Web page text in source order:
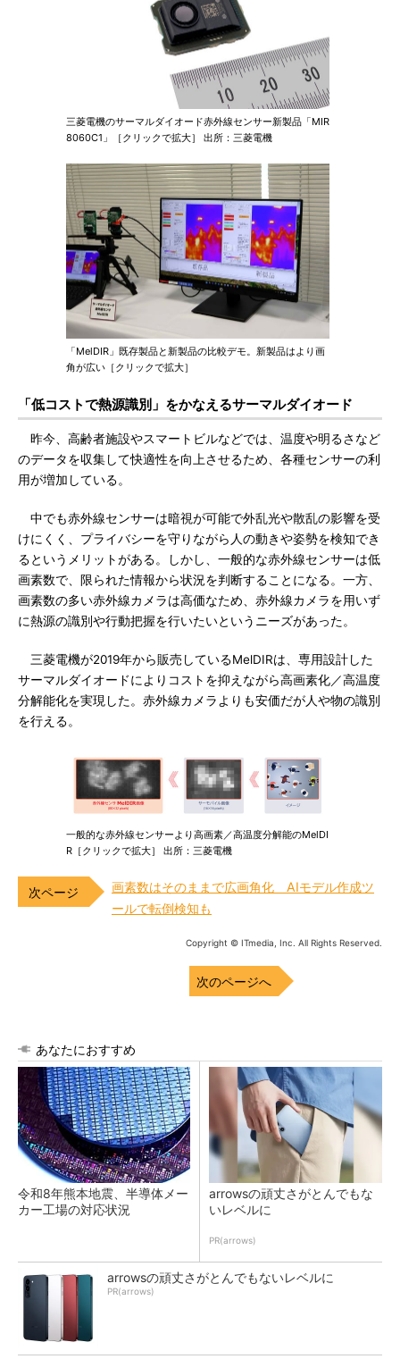
三菱電機のサーマルダイオード赤外線センサー新製品「MIR
8060C1」［クリックで拡大］ 出所：三菱電機
「MelDIR」既存製品と新製品の比較デモ。新製品はより画
角が広い［クリックで拡大］
「低コストで熱源識別」をかなえるサーマルダイオード
昨今、高齢者施設やスマートビルなどでは、温度や明るさなど
のデータを収集して快適性を向上させるため、各種センサーの利
用が増加している。
中でも赤外線センサーは暗視が可能で外乱光や散乱の影響を受
けにくく、プライバシーを守りながら人の動きや姿勢を検知でき
るというメリットがある。しかし、一般的な赤外線センサーは低
画素数で、限られた情報から状況を判断することになる。一方、
画素数の多い赤外線カメラは高価なため、赤外線カメラを用いず
に熱源の識別や行動把握を行いたいというニーズがあった。
三菱電機が2019年から販売しているMelDIRは、専用設計した
サーマルダイオードによりコストを抑えながら高画素化／高温度
分解能化を実現した。赤外線カメラよりも安価だが人や物の識別
を行える。
一般的な赤外線センサーより高画素／高温度分解能のMelDI
R［クリックで拡大］ 出所：三菱電機
画素数はそのままで広画角化 AIモデル作成ツ
ールで転倒検知も
Copyright © ITmedia, Inc. All Rights Reserved.
次のページへ
あなたにおすすめ
令和8年熊本地震、半導体メー
カー工場の対応状況
arrowsの頑丈さがとんでもな
いレベルに
PR(arrows)
arrowsの頑丈さがとんでもないレベルに
PR(arrows)